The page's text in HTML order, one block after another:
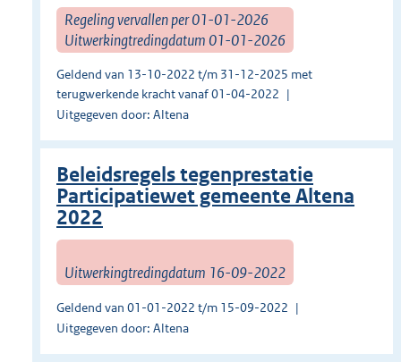
Regeling vervallen per 01-01-2026
Uitwerkingtredingdatum 01-01-2026
Geldend van 13-10-2022 t/m 31-12-2025 met
terugwerkende kracht vanaf 01-04-2022
Uitgegeven door: Altena
Beleidsregels tegenprestatie
Participatiewet gemeente Altena
2022
Uitwerkingtredingdatum 16-09-2022
Geldend van 01-01-2022 t/m 15-09-2022
Uitgegeven door: Altena